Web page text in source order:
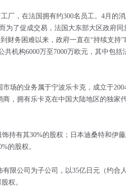
厂，在法国拥有约300名员工。4月的消
为了促成交易，法国大东部大区政府同
财务困难以来，政府一直在“持续支持
共机构6000万至7000万欧元，其中包括
场的业务属于宁波乐卡克，成立于
，拥有乐卡克在中国大陆地区的独家
持有其30%的股权；日本迪桑特和伊
的股权。
限公司为子公司，以35亿日元（约合
权。